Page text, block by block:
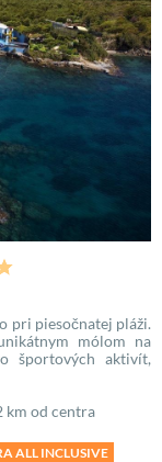
pri piesočnatej pláži.
mólom na
športových aktivít,
km od centra
ALL INCLUSIVE